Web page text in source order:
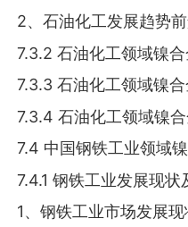
2、石油化工发展趋势
7.3.2 石油化工领域镍
7.3.3 石油化工领域镍
7.3.4 石油化工领域镍
7.4 中国钢铁工业领域
7.4.1 钢铁工业发展现状
1、钢铁工业市场发展现